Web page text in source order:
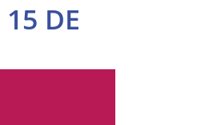
DE